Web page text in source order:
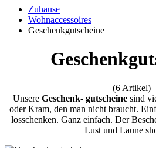
Zuhause
Wohnaccessoires
Geschenkgutscheine
(6 Artikel)
Unsere Geschenk- gutscheine sind
oder Kram, den man nicht braucht.
losschenken. Ganz einfach. Der
Lust und Laune